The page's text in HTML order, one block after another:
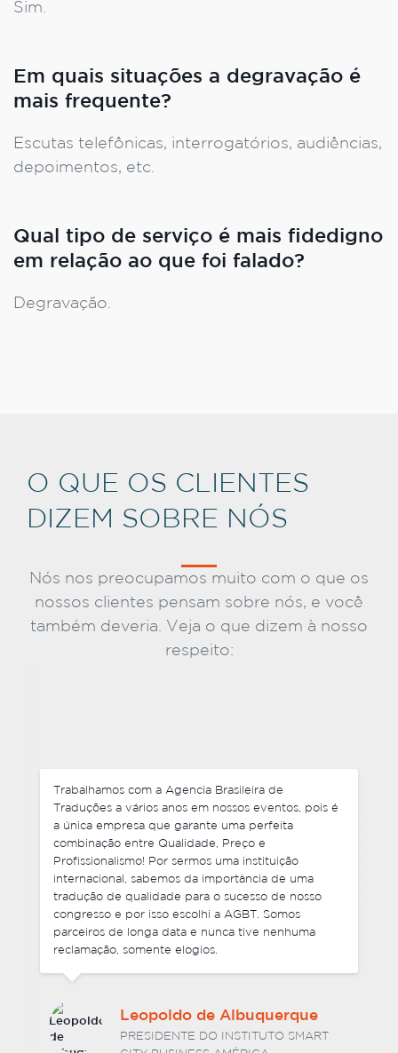
Sim.
Em quais situações a degravação é
mais frequente?
Escutas telefônicas, interrogatórios, audiências,
depoimentos, etc.
Qual tipo de serviço é mais fidedigno
em relação ao que foi falado?
Degravação.
O QUE OS CLIENTES
DIZEM SOBRE NÓS
Nós nos preocupamos muito com o que os
nossos clientes pensam sobre nós, e você
também deveria. Veja o que dizem à nosso
respeito:
Não somente negociamos preços competitivos,
mas também cada um de nossos pedidos foram
entregues antes do prazo e foram muito flexíveis
com mudanças de última hora em alguns dos
arquivos finais que enviamos. Foi ótimo lidar com a
equipe da Agencia Brasileira de Traduções e não
tenho nenhuma hesitação em recomendar os seus
serviços. Estou ansioso por trabalhar com vocês
novamente no futuro.
Barcelos
SÓCIO DIRETOR DA BARCELOS E